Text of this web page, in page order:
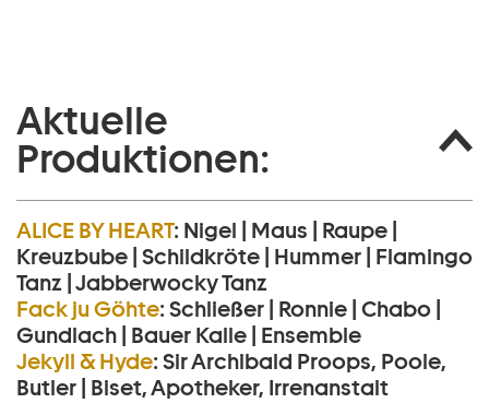
Aktuelle
Produktionen:
ALICE BY HEART: Nigel | Maus | Raupe |
Kreuzbube | Schildkröte | Hummer | Flamingo
Tanz | Jabberwocky Tanz
Fack ju Göhte: Schließer | Ronnie | Chabo |
Gundlach | Bauer Kalle | Ensemble
Jekyll & Hyde: Sir Archibald Proops, Poole,
Butler | Biset, Apotheker, Irrenanstalt